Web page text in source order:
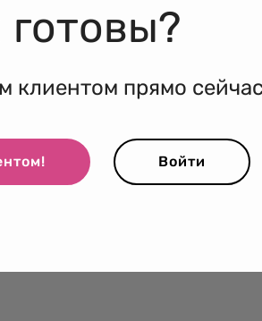
клиентом прямо
Войти